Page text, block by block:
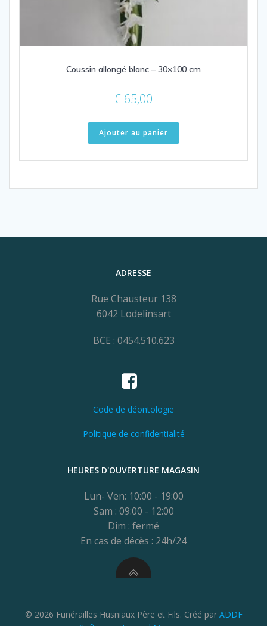
Coussin allongé blanc – 30×100 cm
€ 65,00
Ajouter au panier
ADRESSE
Rue Chausteur 138
6042 Lodelinsart
BCE : 0454.510.623
Code de déontologie
Politique de confidentialité
HEURES D'OUVERTURE MAGASIN
Lun- Ven: 10:00 - 19:00
Sam : 09:00 - 12:00
Dim : fermé
En cas de décès : 24h/24
© 2026 Funérailles Husniaux Père et Fils. Créé par ADDF